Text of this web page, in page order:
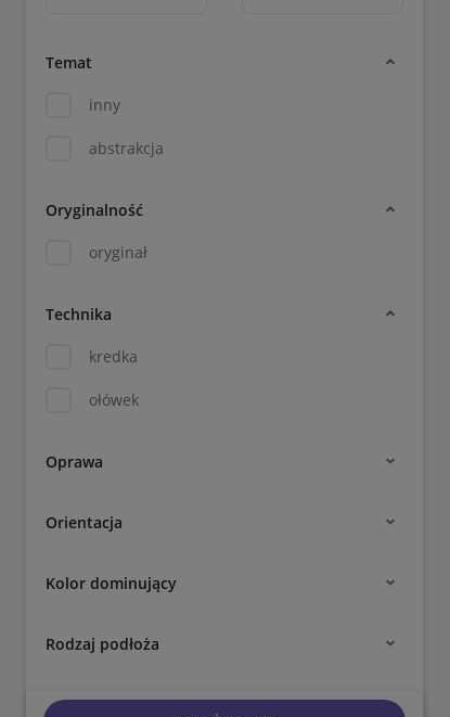
Temat
inny
abstrakcja
Oryginalność
oryginał
Technika
kredka
ołówek
Oprawa
Orientacja
Kolor dominujący
Rodzaj podłoża